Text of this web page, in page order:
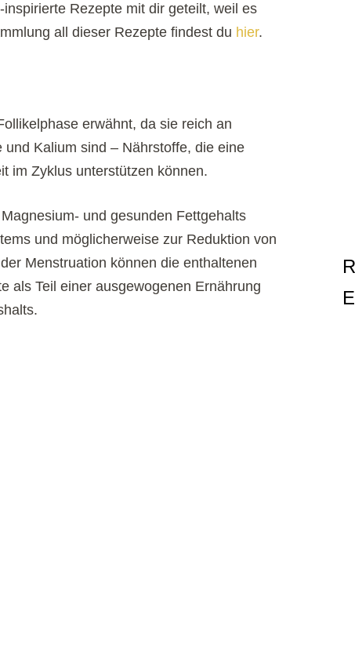
Rezepte mit dir geteilt, weil es
all dieser Rezepte findest du hier.
erwähnt, da sie reich an
Kalium sind – Nährstoffe, die eine
im Zyklus unterstützen können.
und gesunden Fettgehalts
und möglicherweise zur Reduktion von
Menstruation können die enthaltenen
als Teil einer ausgewogenen Ernährung